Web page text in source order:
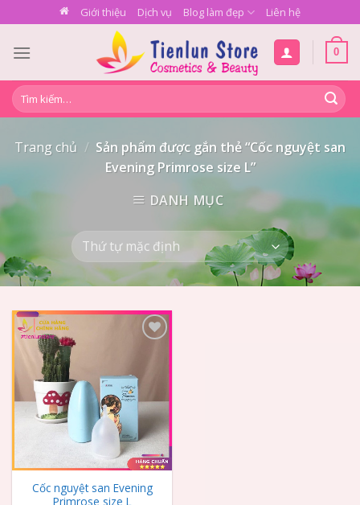
to
content
Giới thiệu Dịch vụ Blog làm đẹp Liên hệ
0
Tìm
kiếm:
Trang chủ / Sản phẩm được gắn thẻ “Cốc nguyệt san
Evening Primrose size L”
DANH MỤC
Cốc nguyệt san Evening
Primrose size L